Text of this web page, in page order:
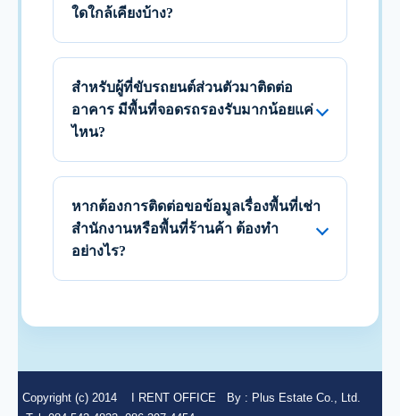
ใดใกล้เคียงบ้าง?
สำหรับผู้ที่ขับรถยนต์ส่วนตัวมาติดต่อ
อาคาร มีพื้นที่จอดรถรองรับมากน้อยแค่
ไหน?
หากต้องการติดต่อขอข้อมูลเรื่องพื้นที่เช่า
สำนักงานหรือพื้นที่ร้านค้า ต้องทำ
อย่างไร?
Copyright (c) 2014 I RENT OFFICE By : Plus Estate Co., Ltd.